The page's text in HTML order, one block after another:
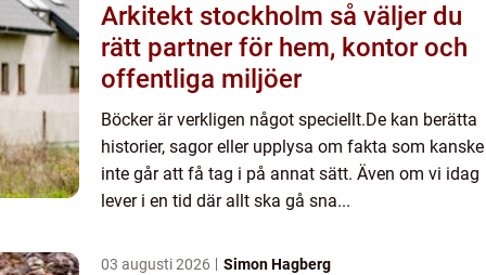
Arkitekt stockholm så väljer du
rätt partner för hem, kontor och
offentliga miljöer
Böcker är verkligen något speciellt.De kan berätta
historier, sagor eller upplysa om fakta som kanske
inte går att få tag i på annat sätt. Även om vi idag
lever i en tid där allt ska gå sna...
03 augusti 2026 Simon Hagberg